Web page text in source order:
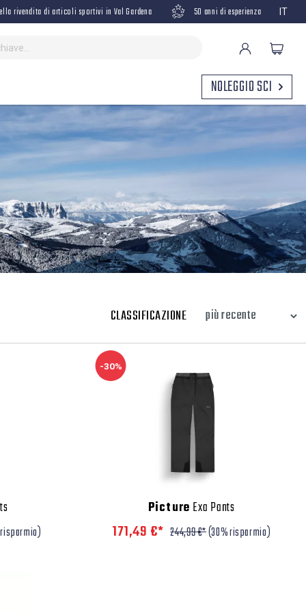
rivendita di articoli sportivi in Val Gardena 50 anni di esperienza IT
NOLEGGIO SCI
CLASSIFICAZIONE
-30%
Picture Exa Pants
171,49 €* 244,99 €*(30% risparmio)